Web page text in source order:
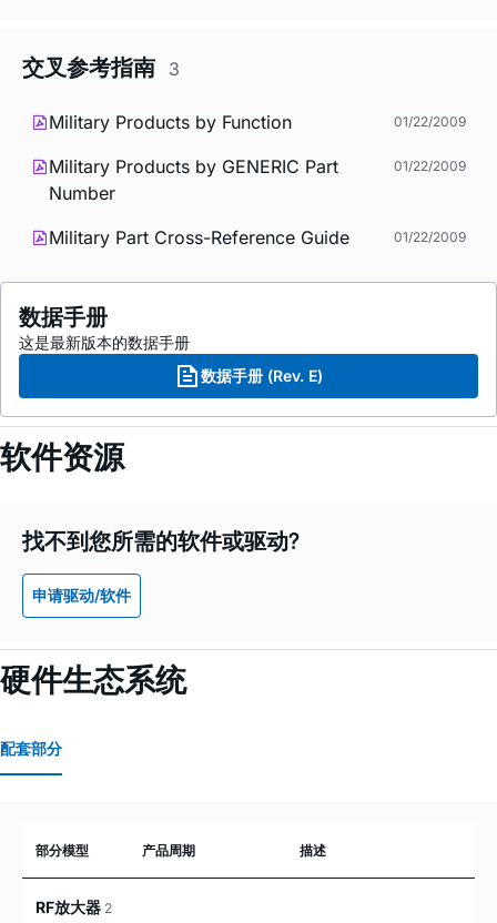
交叉参考指南 3
Military Products by Function 01/22/2009
Military Products by GENERIC Part
Number
01/22/2009
Military Part Cross-Reference Guide 01/22/2009
数据手册
这是最新版本的数据手册
数据手册 (Rev. E)
软件资源
找不到您所需的软件或驱动?
申请驱动/软件
硬件生态系统
配套部分
部分模型 产品周期 描述
RF放大器 2